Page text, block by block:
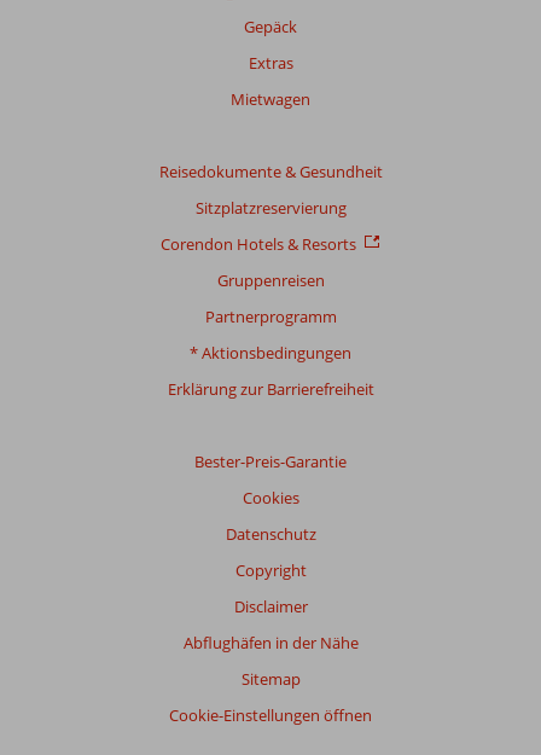
Gepäck
Extras
Mietwagen
Reisedokumente & Gesundheit
Sitzplatzreservierung
Corendon Hotels & Resorts
Gruppenreisen
Partnerprogramm
* Aktionsbedingungen
Erklärung zur Barrierefreiheit
Bester-Preis-Garantie
Cookies
Datenschutz
Copyright
Disclaimer
Abflughäfen in der Nähe
Sitemap
Cookie-Einstellungen öffnen